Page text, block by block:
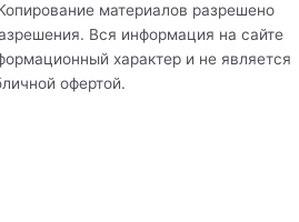
материалов разрешено
Вся информация на сайте
характер и не является
офертой.